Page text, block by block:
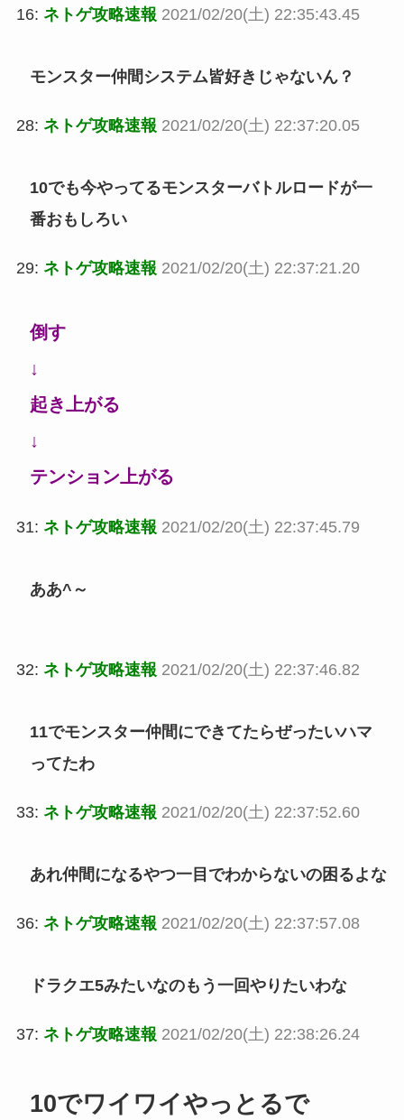
16: ネトゲ攻略速報 2021/02/20(土) 22:35:43.45
モンスター仲間システム皆好きじゃないん？
28: ネトゲ攻略速報 2021/02/20(土) 22:37:20.05
10でも今やってるモンスターバトルロードが一
番おもしろい
29: ネトゲ攻略速報 2021/02/20(土) 22:37:21.20
倒す
↓
起き上がる
↓
テンション上がる
31: ネトゲ攻略速報 2021/02/20(土) 22:37:45.79
ああ^～
32: ネトゲ攻略速報 2021/02/20(土) 22:37:46.82
11でモンスター仲間にできてたらぜったいハマ
ってたわ
33: ネトゲ攻略速報 2021/02/20(土) 22:37:52.60
あれ仲間になるやつ一目でわからないの困るよな
36: ネトゲ攻略速報 2021/02/20(土) 22:37:57.08
ドラクエ5みたいなのもう一回やりたいわな
37: ネトゲ攻略速報 2021/02/20(土) 22:38:26.24
10でワイワイやっとるで